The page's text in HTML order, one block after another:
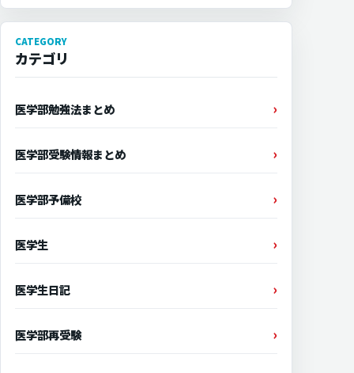
CATEGORY
カテゴリ
医学部勉強法まとめ
医学部受験情報まとめ
医学部予備校
医学生
医学生日記
医学部再受験